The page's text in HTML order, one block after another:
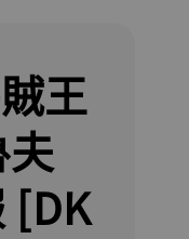
王
[DK